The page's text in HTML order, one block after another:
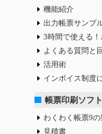
機能紹介
出力帳票サンプ
3時間で使える
よくある質問と
活用術
インボイス制度
帳票印刷ソフト
わくわく帳票9
見積書